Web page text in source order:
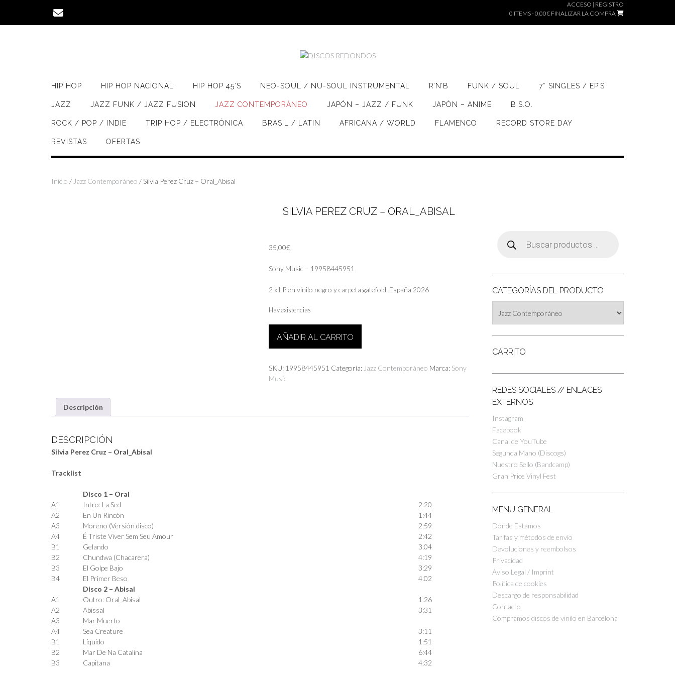
contenido
ACCESO | REGISTRO
0 ITEMS - 0,00€ FINALIZAR LA COMPRA
HIP HOP HIP HOP NACIONAL HIP HOP 45’S NEO-SOUL / NU-SOUL INSTRUMENTAL R’N’B FUNK / SOUL 7″ SINGLES / EP’S
JAZZ JAZZ FUNK / JAZZ FUSION JAZZ CONTEMPORÁNEO JAPÓN – JAZZ / FUNK JAPÓN – ANIME B.S.O.
ROCK / POP / INDIE TRIP HOP / ELECTRÓNICA BRASIL / LATIN AFRICANA / WORLD FLAMENCO RECORD STORE DAY
REVISTAS OFERTAS
Inicio / Jazz Contemporáneo / Silvia Perez Cruz – Oral_Abisal
SILVIA PEREZ CRUZ – ORAL_ABISAL
35,00€
Sony Music – 19958445951
2 x LP en vinilo negro y carpeta gatefold, España 2026
Hay existencias
Perez
Cruz
Oral_Abisal
cantidad
AÑADIR AL CARRITO
SKU: 19958445951 Categoría: Jazz Contemporáneo Marca: Sony
Music
Descripción
DESCRIPCIÓN
Silvia Perez Cruz – Oral_Abisal
Tracklist
Disco 1 – Oral
A1
Intro: La Sed
2:20
A2
En Un Rincón
1:44
A3
Moreno (Versión disco)
2:59
A4
É Triste Viver Sem Seu Amour
2:42
B1
Gelando
3:04
B2
Chundwa (Chacarera)
4:19
B3
El Golpe Bajo
3:29
B4
El Primer Beso
4:02
Disco 2 – Abisal
A1
Outro: Oral_Abisal
1:26
A2
Abissal
3:31
A3
Mar Muerto
A4
Sea Creature
3:11
B1
Líquido
1:51
B2
Mar De Na Catalina
6:44
B3
Capitana 4:32
productos
CATEGORÍAS DEL PRODUCTO
CARRITO
REDES SOCIALES // ENLACES
EXTERNOS
Instagram
Facebook
Canal de YouTube
Segunda Mano (Discogs)
Nuestro Sello (Bandcamp)
Gran Price Vinyl Fest
MENU GENERAL
Dónde Estamos
Tarifas y métodos de envío
Devoluciones y reembolsos
Privacidad
Aviso Legal / Imprint
Política de cookies
Descargo de responsabilidad
Contacto
Compramos discos de vinilo en Barcelona